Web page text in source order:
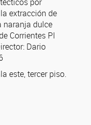
extracción de
naranja dulce
Corrientes PI
Dario
este, tercer piso.